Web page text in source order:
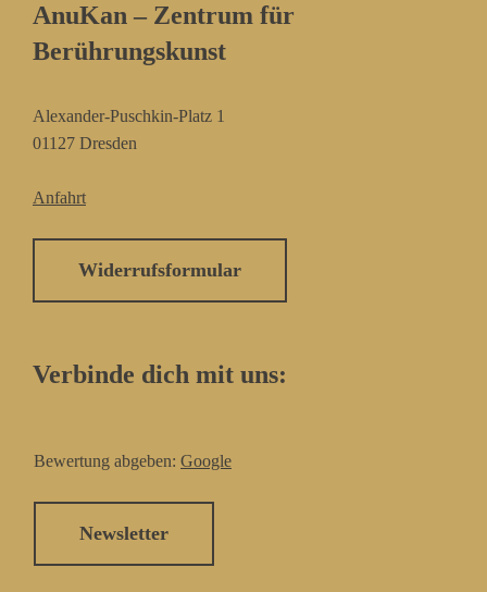
AnuKan – Zentrum für
Berührungskunst
Alexander-Puschkin-Platz 1
01127 Dresden
Anfahrt
Widerrufsformular
Verbinde dich mit uns:
Bewertung abgeben: Google
Newsletter